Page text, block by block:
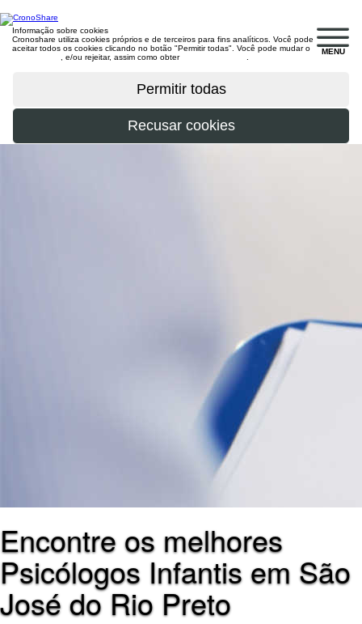
MENU
Informação sobre cookies
Cronoshare utiliza cookies próprios e de terceiros para fins analíticos. Você pode
aceitar todos os cookies clicando no botão "Permitir todas". Você pode mudar o
, e/ou rejeitar, assim como obter
Encontre os melhores
Psicólogos Infantis em São
José do Rio Preto